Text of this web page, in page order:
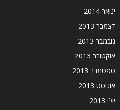
ינואר 2014
דצמבר 2013
נובמבר 2013
אוקטובר 2013
ספטמבר 2013
אוגוסט 2013
יולי 2013